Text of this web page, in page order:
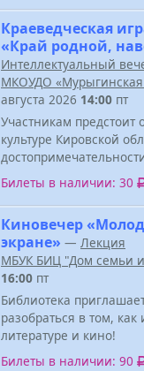
Краеведческая
«Край родной,
Интеллектуальный
МКОУДО «Мурыгинская
августа 2026 14:00 пт
Участникам предстоит
культуре Кировской
Билеты в наличии: 30
Киновечер
экране» — Лекция
МБУК БИЦ "Дом семьи
16:00 пт
Библиотека
разобраться в том,
литературе и кино!
Билеты в наличии: 90